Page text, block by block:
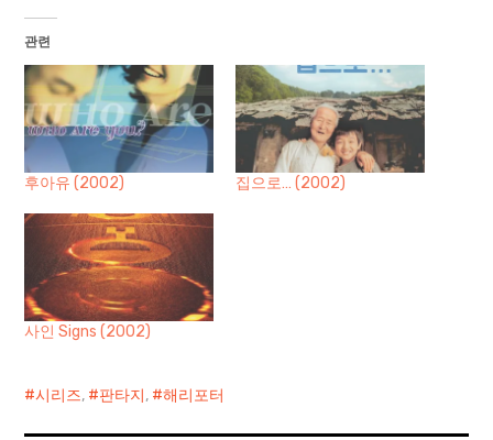
관련
후아유 (2002) 집으로… (2002)
사인 Signs (2002)
시리즈, 판타지, 해리포터